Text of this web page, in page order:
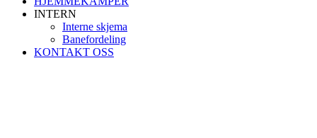
INTERN
Interne skjema
Banefordeling
KONTAKT OSS